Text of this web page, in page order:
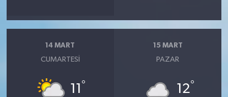
14 MART
CUMARTESI
11 °
15 MART
PAZAR
12°